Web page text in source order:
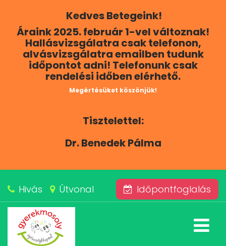
Kedves Betegeink!
Áraink 2025. február 1-vel változnak!
Hallásvizsgálatra csak telefonon,
alvásvizsgálatra emailben tudunk
időpontot adni! Telefonunk csak
rendelési időben elérhető.
Megértésüket köszönjük!
Tisztelettel:
Dr. Benedek Pálma
Hivás Útvonal Időpontfoglalás
RÓLUNK
KAPCSOLAT
SZOLGÁLTATÁSAINK